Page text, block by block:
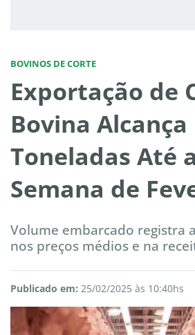
BOVINOS DE CORTE
Exportação de
Bovina Alcança
Toneladas Até
Semana de
Volume embarcado registra
nos preços médios e na
Publicado em: 25/02/2025 às 10:40hs